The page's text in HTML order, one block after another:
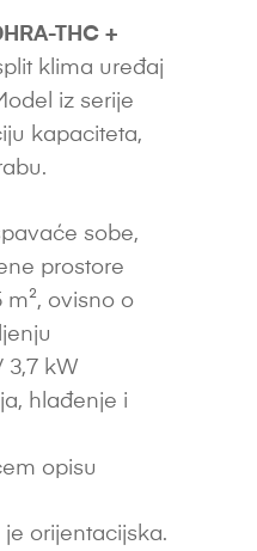
THC +
klima uređaj
iz serije
kapaciteta,
sobe,
prostore
m², ovisno o
3,7 kW
hlađenje i
opisu
orijentacijska.